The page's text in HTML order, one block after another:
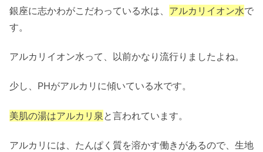
銀座に志かわがこだわっている水は、 アルカリイオン水で
す。
アルカリイオン水って、以前かなり流行りましたよね。
少し、PHがアルカリに傾いている水です。
美肌の湯はアルカリ泉 と言われています。
アルカリには、たんぱく質を溶かす働きがあるので、生地